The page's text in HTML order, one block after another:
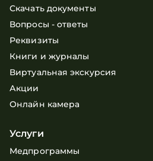
Скачать документы
Вопросы - ответы
Реквизиты
Книги и журналы
Виртуальная экскурсия
Акции
Онлайн камера
Услуги
Медпрограммы